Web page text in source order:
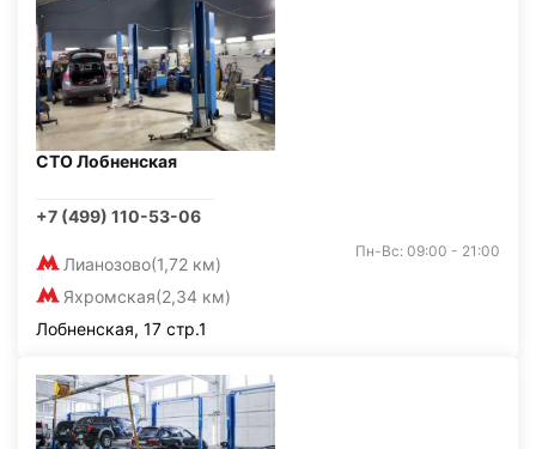
СТО Лобненская
+7 (499) 110-53-06
Лианозово(1,72 км)
Яхромская(2,34 км)
Пн-Вс: 09:00 - 21:00
Лобненская, 17 стр.1